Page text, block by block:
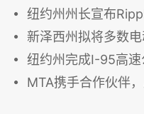
纽约州州长宣布Ripple公司扩
新泽西州拟将多数电动自行车列
纽约州完成I-95高速公路
MTA携手合作伙伴，斥